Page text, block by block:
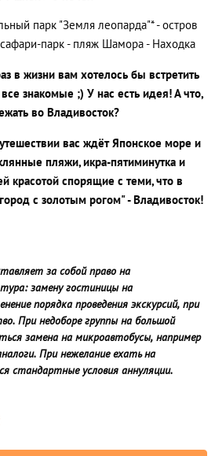
парк "Земля леопарда"* - остров
парк - пляж Шамора - Находка
в жизни вам хотелось бы встретить
знакомые ;) У нас есть идея! А что,
во Владивосток?
вас ждёт Японское море и
пляжи, икра-пятиминутка и
красотой спорящие с теми, что в
с золотым рогом" - Владивосток!
за собой право на
замену гостиницы на
порядка проведения экскурсий, при
При недоборе группы на большой
замена на микроавтобусы, например
При нежелание ехать на
стандартные условия аннуляции.